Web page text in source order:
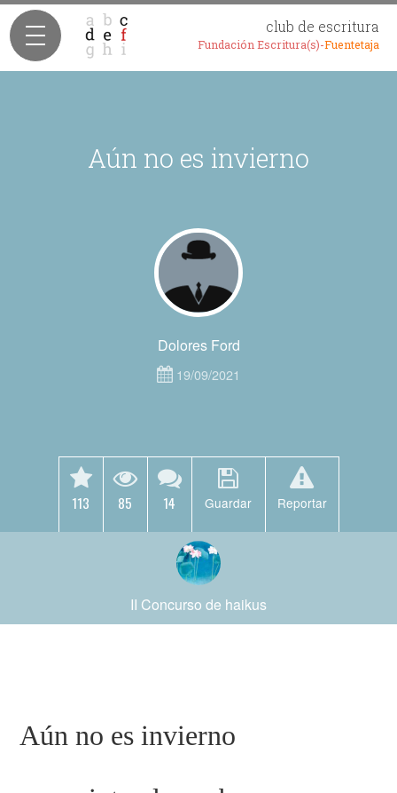
club de escritura
Fundación Escritura(s)-Fuentetaja
Aún no es invierno
Dolores Ford
19/09/2021
113 85 14 Guardar Reportar
II Concurso de haikus
Aún no es invierno